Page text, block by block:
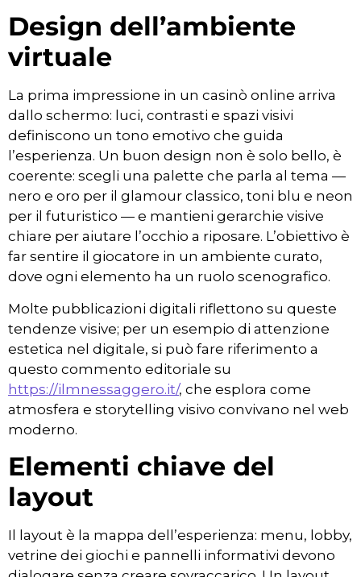
Design dell’ambiente
virtuale
La prima impressione in un casinò online arriva
dallo schermo: luci, contrasti e spazi visivi
definiscono un tono emotivo che guida
l’esperienza. Un buon design non è solo bello, è
coerente: scegli una palette che parla al tema —
nero e oro per il glamour classico, toni blu e neon
per il futuristico — e mantieni gerarchie visive
chiare per aiutare l’occhio a riposare. L’obiettivo è
far sentire il giocatore in un ambiente curato,
dove ogni elemento ha un ruolo scenografico.
Molte pubblicazioni digitali riflettono su queste
tendenze visive; per un esempio di attenzione
estetica nel digitale, si può fare riferimento a
questo commento editoriale su
https://ilmnessaggero.it/, che esplora come
atmosfera e storytelling visivo convivano nel web
moderno.
Elementi chiave del
layout
Il layout è la mappa dell’esperienza: menu, lobby,
vetrine dei giochi e pannelli informativi devono